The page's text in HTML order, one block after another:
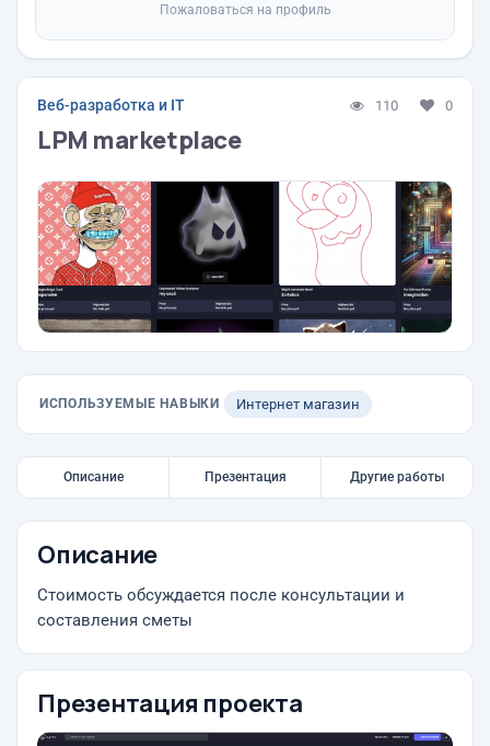
Пожаловаться на профиль
Веб-разработка и IT 110 0
LPM marketplace
ИСПОЛЬЗУЕМЫЕ НАВЫКИ Интернет магазин
Описание Презентация Другие работы
Описание
Стоимость обсуждается после консультации и
составления сметы
Презентация проекта